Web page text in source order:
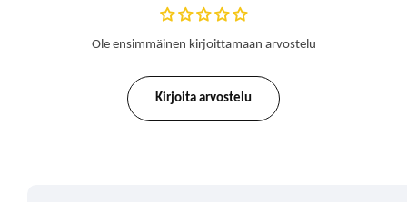
Ole ensimmäinen kirjoittamaan arvostelu
Kirjoita arvostelu